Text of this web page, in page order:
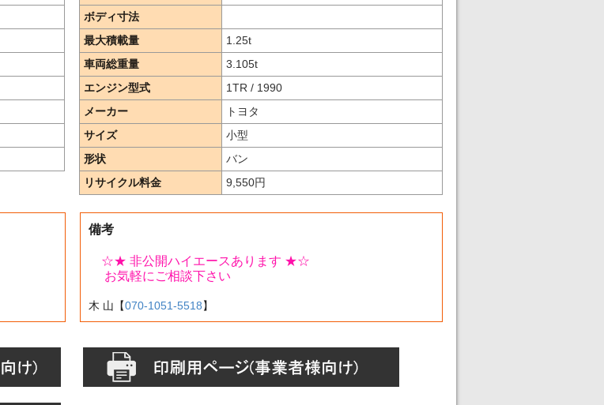
ボディ寸法
最大積載量
1.25t
車両総重量
3.105t
エンジン型式
1TR / 1990
メーカー
トヨタ
サイズ
小型
形状
バン
リサイクル料金
9,550円
備考
☆★ 非公開ハイエースあります ★☆
お気軽にご相談下さい
木 山【070-1051-5518】